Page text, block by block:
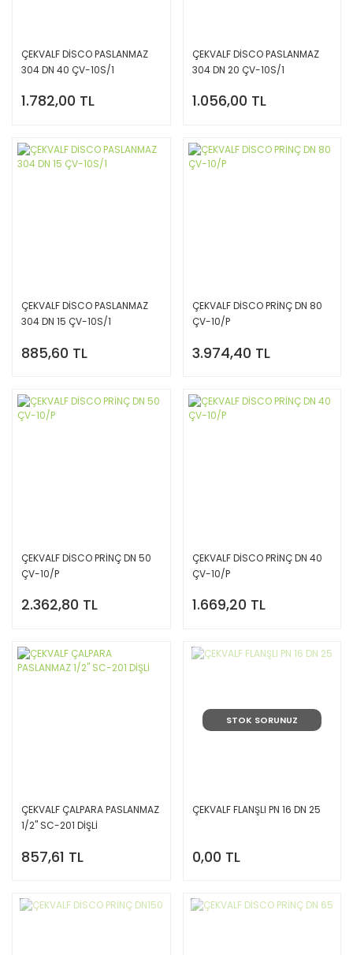
ÇEKVALF DİSCO PASLANMAZ
304 DN 40 ÇV-10S/1
1.782,00 TL
ÇEKVALF DİSCO PASLANMAZ
304 DN 20 ÇV-10S/1
1.056,00 TL
ÇEKVALF DİSCO PASLANMAZ
304 DN 15 ÇV-10S/1
885,60 TL
ÇEKVALF DİSCO PRİNÇ DN 80
ÇV-10/P
3.974,40 TL
ÇEKVALF DİSCO PRİNÇ DN 50
ÇV-10/P
2.362,80 TL
ÇEKVALF DİSCO PRİNÇ DN 40
ÇV-10/P
1.669,20 TL
ÇEKVALF ÇALPARA PASLANMAZ
1/2'' SC-201 DİŞLİ
857,61 TL
STOK SORUNUZ
ÇEKVALF FLANŞLI PN 16 DN 25
0,00 TL